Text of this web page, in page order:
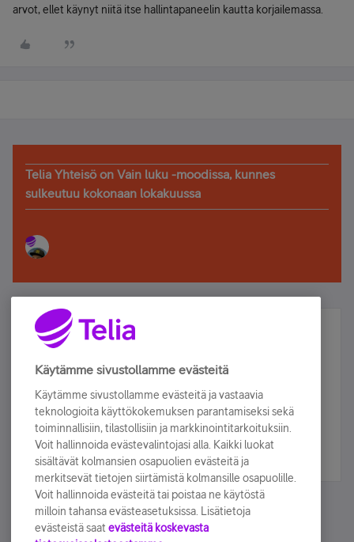
arvot, ellet käynyt niitä itse hallintapaneelin kautta korjailemassa.
Telia Yhteisö on Vain luku -moodissa, kunnes
sulkeutuu kokonaan lokakuussa
Älä jää paitsi – osallistu ja voita!
Tilaa Telian uutiskirje ja olet mukana arvonnassa.
sähköpostiisi.
Tilaa nyt
Käytämme sivustollamme evästeitä
Käytämme sivustollamme evästeitä ja vastaavia
teknologioita käyttökokemuksen parantamiseksi sekä
toiminnallisiin, tilastollisiin ja markkinointitarkoituksiin.
Voit hallinnoida evästevalintojasi alla. Kaikki luokat
sisältävät kolmansien osapuolien evästeitä ja
merkitsevät tietojen siirtämistä kolmansille osapuolille.
Voit hallinnoida evästeitä tai poistaa ne käytöstä
milloin tahansa evästeasetuksissa. Lisätietoja
evästeistä saat evästeitä koskevasta